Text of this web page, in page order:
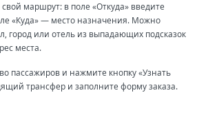
маршрут: в поле «Откуда» введите
«Куда» — место назначения. Можно
город или отель из выпадающих подсказок
места.
пассажиров и нажмите кнопку «Узнать
трансфер и заполните форму заказа.